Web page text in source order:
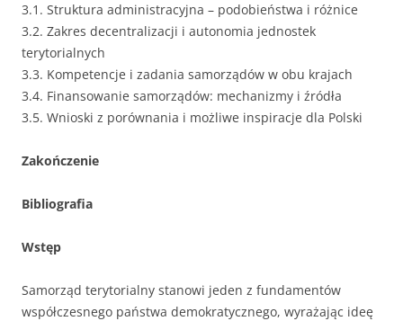
3.1. Struktura administracyjna – podobieństwa i różnice
3.2. Zakres decentralizacji i autonomia jednostek
terytorialnych
3.3. Kompetencje i zadania samorządów w obu krajach
3.4. Finansowanie samorządów: mechanizmy i źródła
3.5. Wnioski z porównania i możliwe inspiracje dla Polski
Zakończenie
Bibliografia
Wstęp
Samorząd terytorialny stanowi jeden z fundamentów
współczesnego państwa demokratycznego, wyrażając ideę